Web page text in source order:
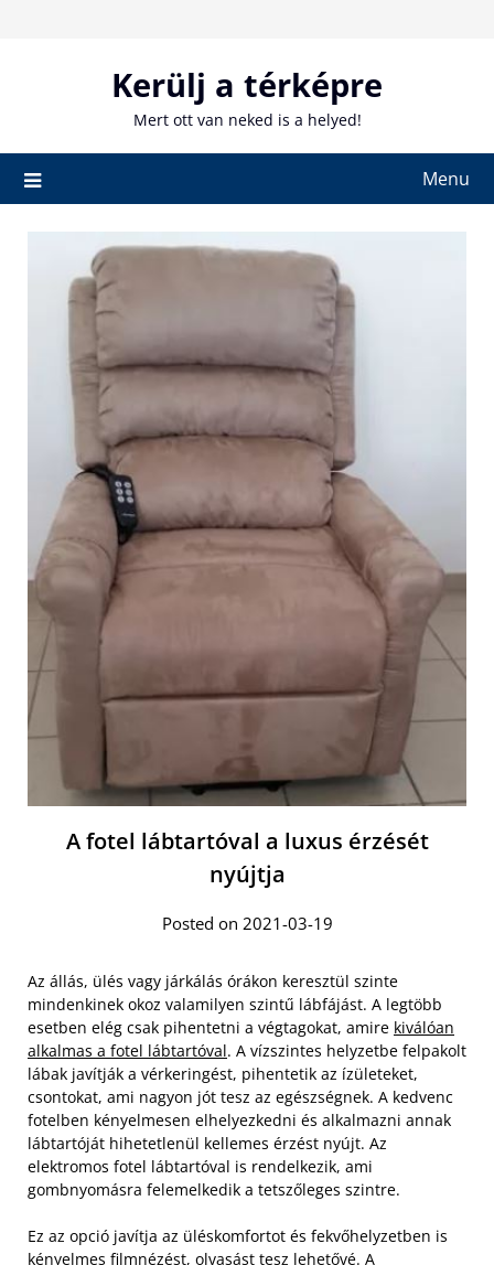
Kerülj a térképre
Mert ott van neked is a helyed!
Menu
A fotel lábtartóval a luxus érzését
nyújtja
Posted on 2021-03-19
Az állás, ülés vagy járkálás órákon keresztül szinte
mindenkinek okoz valamilyen szintű lábfájást. A legtöbb
esetben elég csak pihentetni a végtagokat, amire kiválóan
alkalmas a fotel lábtartóval. A vízszintes helyzetbe felpakolt
lábak javítják a vérkeringést, pihentetik az ízületeket,
csontokat, ami nagyon jót tesz az egészségnek. A kedvenc
fotelben kényelmesen elhelyezkedni és alkalmazni annak
lábtartóját hihetetlenül kellemes érzést nyújt. Az
elektromos fotel lábtartóval is rendelkezik, ami
gombnyomásra felemelkedik a tetszőleges szintre.
Ez az opció javítja az üléskomfortot és fekvőhelyzetben is
kényelmes filmnézést, olvasást tesz lehetővé. A